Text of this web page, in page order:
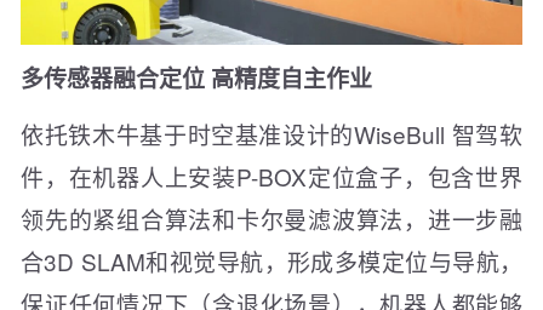
多传感器融合定位 高精度自主作业
依托铁木牛基于时空基准设计的WiseBull 智驾软
件，在机器人上安装P-BOX定位盒子，包含世界
领先的紧组合算法和卡尔曼滤波算法，进一步融
合3D SLAM和视觉导航，形成多模定位与导航，
保证任何情况下（含退化场景），机器人都能够